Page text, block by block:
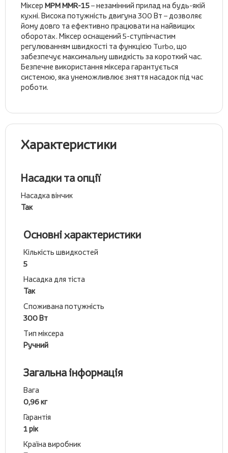
Міксер MPM MMR-15– незамінний прилад на будь-якій
кухні. Висока потужність двигуна 300 Вт – дозволяє
йому довго та ефективно працювати на найвищих
оборотах. Міксер оснащений 5-ступінчастим
регулюванням швидкості та функцією Turbo, що
забезпечує максимальну швидкість за короткий час.
Безпечне використання міксера гарантується
системою, яка унеможливлює зняття насадок під час
роботи.
Характеристики
Насадки та опції
Насадка вінчик
Так
Основні характеристики
Кількість швидкостей
5
Насадка для тіста
Так
Споживана потужність
300 Вт
Тип міксера
Ручний
Загальна інформація
Вага
0,96 кг
Гарантія
1 рік
Країна виробник